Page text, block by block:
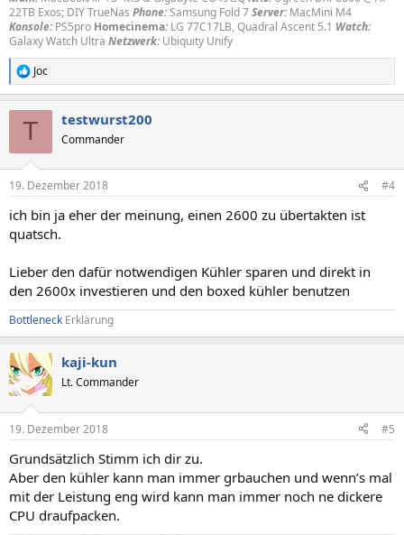
22TB Exos; DIY TrueNas Phone:Samsung Fold 7Server: MacMini M4
Konsole: PS5pro Homecinema: LG 77C17LB, Quadral Ascent 5.1 Watch:
Galaxy Watch Ultra Netzwerk: Ubiquity Unify
R
e
e
:
Joc
T testwurst200
Commander
19. Dezember 2018 #4
ich bin ja eher der meinung, einen 2600 zu übertakten ist
quatsch.
Lieber den dafür notwendigen Kühler sparen und direkt in
den 2600x investieren und den boxed kühler benutzen
Bottleneck Erklärung
kaji-kun
Lt. Commander
19. Dezember 2018 #5
Grundsätzlich Stimm ich dir zu.
Aber den kühler kann man immer grbauchen und wenn’s mal
mit der Leistung eng wird kann man immer noch ne dickere
CPU draufpacken.